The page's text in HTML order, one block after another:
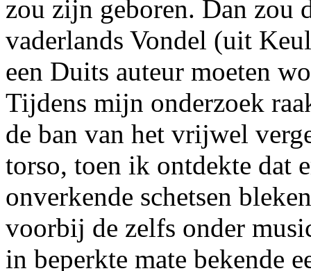
zou zijn geboren. Dan zou
vaderlands Vondel (uit
een Duits auteur moeten
Tijdens mijn onderzoek
de ban van het vrijwel
torso, toen ik ontdekte dat
onverkende schetsen
voorbij de zelfs onder
in beperkte mate bekende